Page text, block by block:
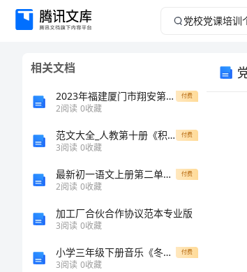
党
相关文档
2023年福建厦门市翔安第一中学（区域命题）沪教版九年级下册溶解现象专项攻克试卷（附答案详解） 付费
2阅读 0收藏
范文大全_人教第十册《积累·运用八》 付费
3阅读 0收藏
最新初一语文上册第二单元检测试卷 付费
2阅读 0收藏
加工厂合伙合作协议范本专业版
3阅读 0收藏
小学三年级下册音乐《冬瓜和南瓜》教案——活泼生动的朗读教案 付费
3阅读 0收藏